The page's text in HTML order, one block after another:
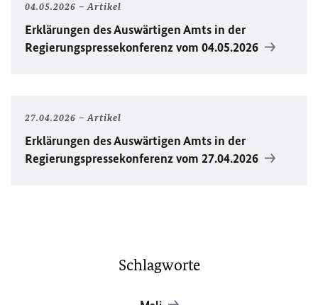
04.05.2026 Artikel
Erklärungen des Auswärtigen Amts in der
Regierungspressekonferenz vom 04.05.2026
27.04.2026 Artikel
Erklärungen des Auswärtigen Amts in der
Regierungspressekonferenz vom 27.04.2026
Schlagworte